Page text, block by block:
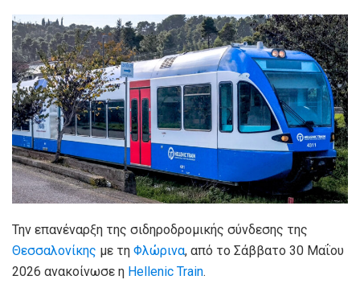
Την επανέναρξη της σιδηροδρομικής σύνδεσης της
Θεσσαλονίκης με τη Φλώρινα, από το Σάββατο 30 Μαΐου
2026 ανακοίνωσε η Hellenic Train.